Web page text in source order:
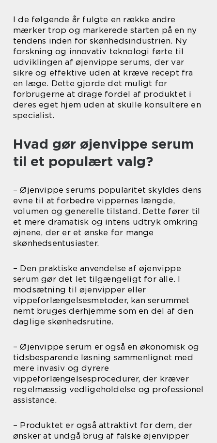
I de følgende år fulgte en række andre
mærker trop og markerede starten på en ny
tendens inden for skønhedsindustrien. Ny
forskning og innovativ teknologi førte til
udviklingen af øjenvippe serums, der var
sikre og effektive uden at kræve recept fra
en læge. Dette gjorde det muligt for
forbrugerne at drage fordel af produktet i
deres eget hjem uden at skulle konsultere en
specialist.
Hvad gør øjenvippe serum
til et populært valg?
– Øjenvippe serums popularitet skyldes dens
evne til at forbedre vippernes længde,
volumen og generelle tilstand. Dette fører til
et mere dramatisk og intens udtryk omkring
øjnene, der er et ønske for mange
skønhedsentusiaster.
– Den praktiske anvendelse af øjenvippe
serum gør det let tilgængeligt for alle. I
modsætning til øjenvipper eller
vippeforlængelsesmetoder, kan serummet
nemt bruges derhjemme som en del af den
daglige skønhedsrutine.
– Øjenvippe serum er også en økonomisk og
tidsbesparende løsning sammenlignet med
mere invasiv og dyrere
vippeforlængelsesprocedurer, der kræver
regelmæssig vedligeholdelse og professionel
assistance.
– Produktet er også attraktivt for dem, der
ønsker at undgå brug af falske øjenvipper